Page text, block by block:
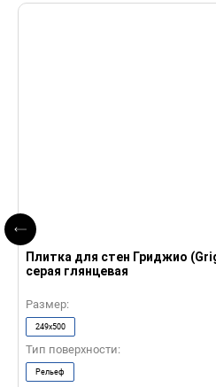
Плитка для стен Гриджио
серая глянцевая
Размер:
249x500
Тип поверхности:
Рельеф